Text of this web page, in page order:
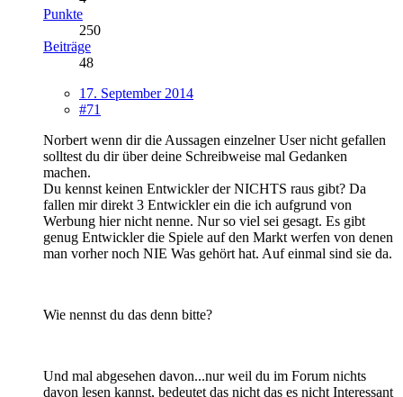
Punkte
250
Beiträge
48
17. September 2014
#71
Norbert wenn dir die Aussagen einzelner User nicht gefallen
solltest du dir über deine Schreibweise mal Gedanken
machen.
Du kennst keinen Entwickler der NICHTS raus gibt? Da
fallen mir direkt 3 Entwickler ein die ich aufgrund von
Werbung hier nicht nenne. Nur so viel sei gesagt. Es gibt
genug Entwickler die Spiele auf den Markt werfen von denen
man vorher noch NIE Was gehört hat. Auf einmal sind sie da.
Wie nennst du das denn bitte?
Und mal abgesehen davon...nur weil du im Forum nichts
davon lesen kannst, bedeutet das nicht das es nicht Interessant